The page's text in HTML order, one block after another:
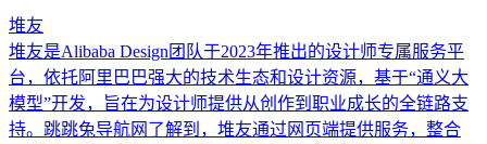
堆友
堆友是Alibaba Design团队于2023年推出的设计师专属服务平
台，依托阿里巴巴强大的技术生态和设计资源，基于“通义大
模型”开发，旨在为设计师提供从创作到职业成长的全链路支
持。跳跳兔导航网了解到，堆友通过网页端提供服务，整合